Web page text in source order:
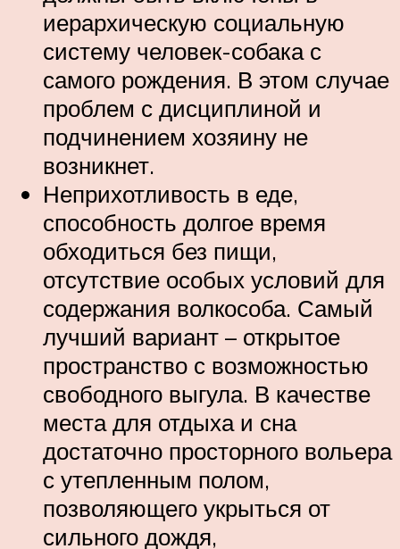
иерархическую социальную
систему человек-собака с
самого рождения. В этом случае
проблем с дисциплиной и
подчинением хозяину не
возникнет.
Неприхотливость в еде,
способность долгое время
обходиться без пищи,
отсутствие особых условий для
содержания волкособа. Самый
лучший вариант – открытое
пространство с возможностью
свободного выгула. В качестве
места для отдыха и сна
достаточно просторного вольера
с утепленным полом,
позволяющего укрыться от
сильного дождя,